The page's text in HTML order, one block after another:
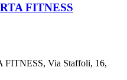
FITNESS
Via Staffoli, 16,